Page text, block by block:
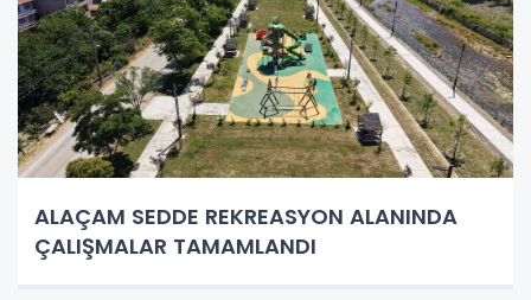
ALAÇAM SEDDE REKREASYON ALANINDA
ÇALIŞMALAR TAMAMLANDI